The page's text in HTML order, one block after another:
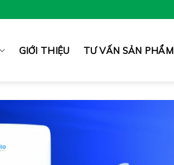
GIỚI THIỆU TƯ VẤN SẢN PHẨM